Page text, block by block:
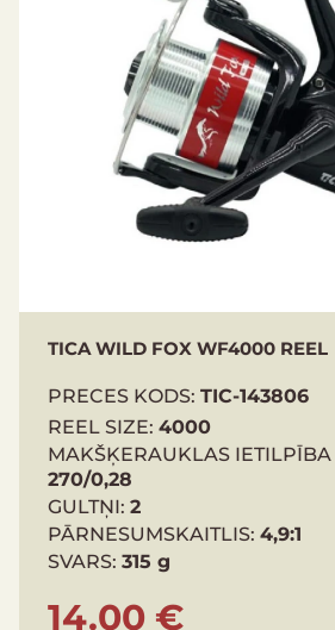
Weight: 339 g
TICA WILD FOX WF4000 REEL
PRECES KODS: TIC-143806
REEL SIZE: 4000
MAKŠĶERAUKLAS
270/0,28
GULTŅI: 2
PĀRNESUMSKAITLIS: 4,9:1
SVARS: 315 g
14.00 €